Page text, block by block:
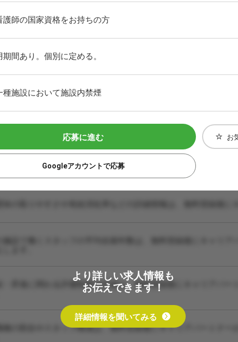
護師の国家資格をお持ちの方
間あり。個別に定める。
種施設において施設内禁煙
応募に進む
Googleアカウントで応募
お
施設で働くスタッフの平均在籍年数は、無料登録後にキャリ
・昇進に関わる評価制度の詳細は、無料登録後にキャリアパ
種の割合やスタッフ構成は、無料登録後にキャリアパートナ
より詳しい求人情報も
お伝えできます！
詳細情報を聞いてみる